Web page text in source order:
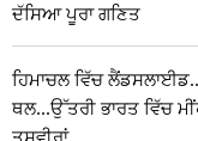
ਦੱਸਿਆ ਪੂਰਾ ਗਣਿਤ
ਹਿਮਾਚਲ ਵਿੱਚ
ਥਲ...ਉੱਤਰੀ ਭਾਰਤ ਵਿੱਚ